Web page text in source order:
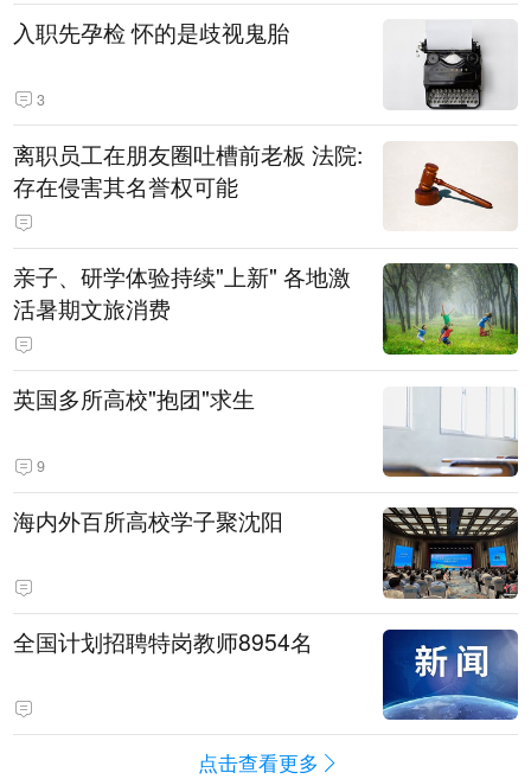
入职先孕检 怀的是歧视鬼胎
3
离职员工在朋友圈吐槽前老板 法院:
存在侵害其名誉权可能
亲子、研学体验持续"上新" 各地激
活暑期文旅消费
英国多所高校"抱团"求生
9
海内外百所高校学子聚沈阳
全国计划招聘特岗教师8954名
点击查看更多